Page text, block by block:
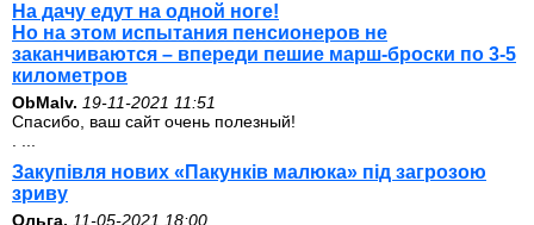
На дачу едут на одной ноге!
Но на этом испытания пенсионеров не
заканчиваются – впереди пешие марш-броски по 3-5
километров
ОbMalv. 19-11-2021 11:51
Спасибо, ваш сайт очень полезный!
Закупівля нових «Пакунків малюка» під загрозою
зриву
Ольга. 11-05-2021 18:00